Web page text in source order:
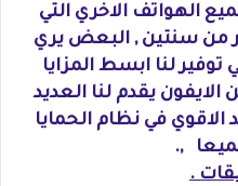
الهواتف الاخري التي
من سنتين , البعض يري
لنا ابسط المزايا
يقدم لنا العديد
الاقوي في نظام الحمايا
,.
.